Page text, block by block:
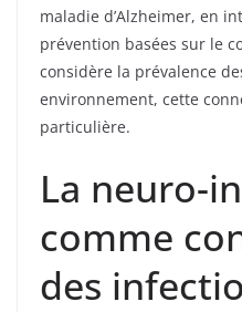
maladie d’Alzheimer, en
prévention basées sur le
considère la prévalence
environnement, cette
particulière.
La neuro-
comme
des